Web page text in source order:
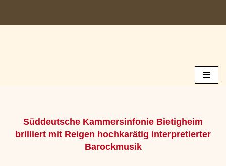
Zum
Süddeutsche Kammersinfonie Bietigheim
brilliert mit Reigen hochkarätig interpretierter
Barockmusik